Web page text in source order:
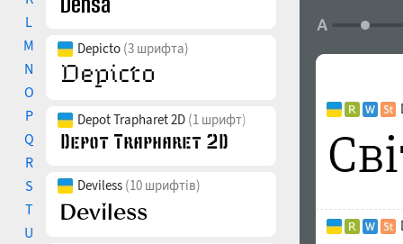
L
M
N
O
P
Q
R
S
T
U
Depicto (3 шрифта)
Depot Trapharet 2D (1 шрифт)
Deviless (10 шрифтів)
шрифт із
Diaria Pro
розробив і